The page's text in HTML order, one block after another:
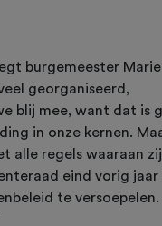
burgemeester
georganiseerd,
blij mee, want dat is
in onze kernen.
alle regels waaraan zij
eind vorig jaar
te versoepelen.